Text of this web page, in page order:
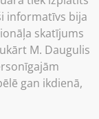
informatīvs bija
skatījums
M. Daugulis
gan ikdienā,